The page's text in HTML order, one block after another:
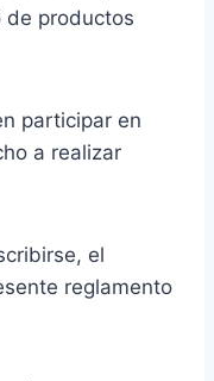
de productos
participar en
a realizar
el
reglamento